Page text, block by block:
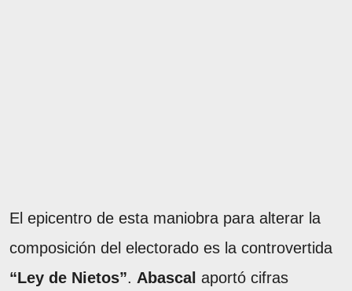
El epicentro de esta maniobra para alterar la
composición del electorado es la controvertida
“Ley de Nietos”. Abascal aportó cifras